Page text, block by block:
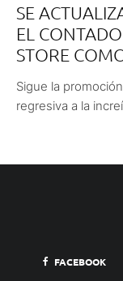
SE
EL
STORE
Sigue la
regresiva a la
FACEBOOK